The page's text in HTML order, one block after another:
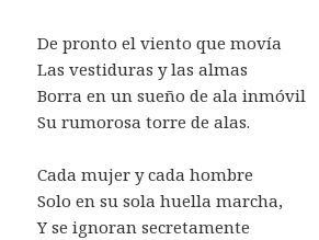
De pronto el viento que movía
Las vestiduras y las almas
Borra en un sueño de ala inmóvil
Su rumorosa torre de alas.
Cada mujer y cada hombre
Solo en su sola huella marcha,
Y se ignoran secretamente